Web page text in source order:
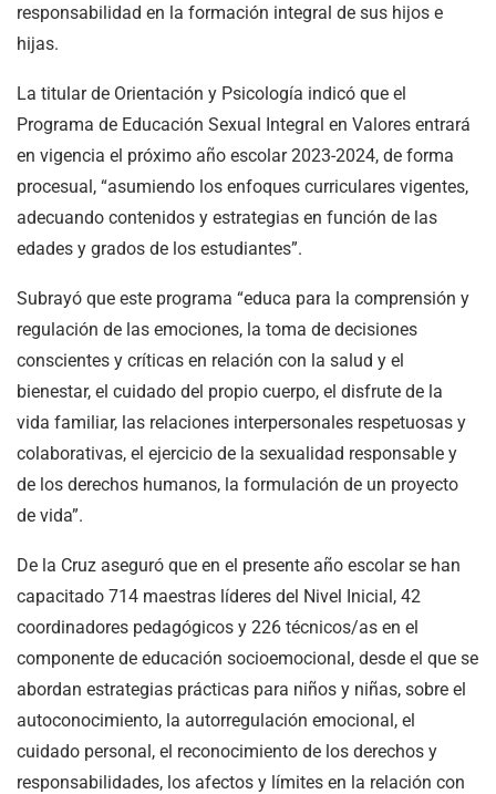
responsabilidad en la formación integral de sus hijos e
hijas.
La titular de Orientación y Psicología indicó que el
Programa de Educación Sexual Integral en Valores entrará
en vigencia el próximo año escolar 2023-2024, de forma
procesual, “asumiendo los enfoques curriculares vigentes,
adecuando contenidos y estrategias en función de las
edades y grados de los estudiantes”.
Subrayó que este programa “educa para la comprensión y
regulación de las emociones, la toma de decisiones
conscientes y críticas en relación con la salud y el
bienestar, el cuidado del propio cuerpo, el disfrute de la
vida familiar, las relaciones interpersonales respetuosas y
colaborativas, el ejercicio de la sexualidad responsable y
de los derechos humanos, la formulación de un proyecto
de vida”.
De la Cruz aseguró que en el presente año escolar se han
capacitado 714 maestras líderes del Nivel Inicial, 42
coordinadores pedagógicos y 226 técnicos/as en el
componente de educación socioemocional, desde el que se
abordan estrategias prácticas para niños y niñas, sobre el
autoconocimiento, la autorregulación emocional, el
cuidado personal, el reconocimiento de los derechos y
responsabilidades, los afectos y límites en la relación con